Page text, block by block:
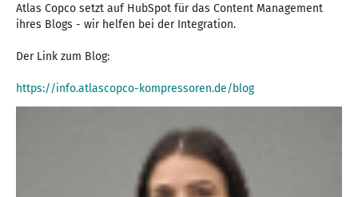
Atlas Copco setzt auf HubSpot für das Content Management
ihres Blogs - wir helfen bei der Integration.
Der Link zum Blog:
https://info.atlascopco-kompressoren.de/blog